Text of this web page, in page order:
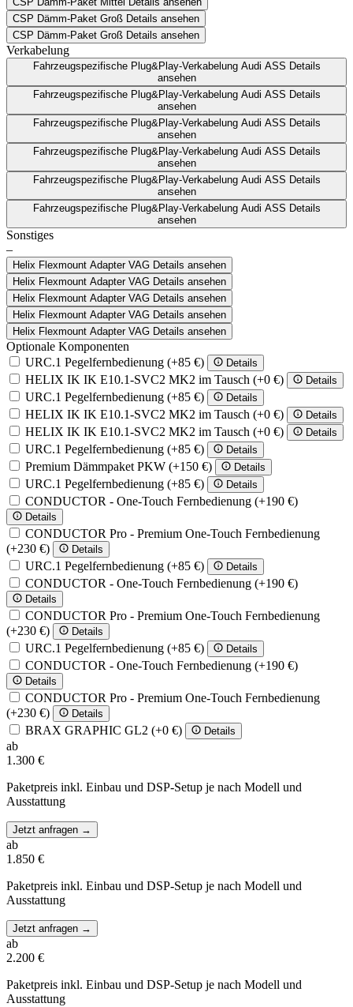
CSP Dämm-Paket Groß Details ansehen
CSP Dämm-Paket Groß Details ansehen
Verkabelung
Fahrzeugspezifische Plug&Play-Verkabelung Audi ASS Details
ansehen
Fahrzeugspezifische Plug&Play-Verkabelung Audi ASS Details
ansehen
Fahrzeugspezifische Plug&Play-Verkabelung Audi ASS Details
ansehen
Fahrzeugspezifische Plug&Play-Verkabelung Audi ASS Details
ansehen
Fahrzeugspezifische Plug&Play-Verkabelung Audi ASS Details
ansehen
Fahrzeugspezifische Plug&Play-Verkabelung Audi ASS Details
ansehen
Sonstiges
–
Helix Flexmount Adapter VAG Details ansehen
Helix Flexmount Adapter VAG Details ansehen
Helix Flexmount Adapter VAG Details ansehen
Helix Flexmount Adapter VAG Details ansehen
Helix Flexmount Adapter VAG Details ansehen
Optionale Komponenten
URC.1 Pegelfernbedienung (+85 €) Details
HELIX IK IK E10.1-SVC2 MK2 im Tausch (+0 €) Details
URC.1 Pegelfernbedienung (+85 €) Details
HELIX IK IK E10.1-SVC2 MK2 im Tausch (+0 €) Details
HELIX IK IK E10.1-SVC2 MK2 im Tausch (+0 €) Details
URC.1 Pegelfernbedienung (+85 €) Details
Premium Dämmpaket PKW (+150 €) Details
URC.1 Pegelfernbedienung (+85 €) Details
CONDUCTOR - One-Touch Fernbedienung (+190 €)
Details
CONDUCTOR Pro - Premium One-Touch Fernbedienung
(+230 €)
Details
URC.1 Pegelfernbedienung (+85 €) Details
CONDUCTOR - One-Touch Fernbedienung (+190 €)
Details
CONDUCTOR Pro - Premium One-Touch Fernbedienung
(+230 €)
Details
URC.1 Pegelfernbedienung (+85 €) Details
CONDUCTOR - One-Touch Fernbedienung (+190 €)
Details
CONDUCTOR Pro - Premium One-Touch Fernbedienung
(+230 €)
Details
BRAX GRAPHIC GL2 (+0 €) Details
ab
1.300 €
Paketpreis inkl. Einbau und DSP-Setup je nach Modell und
Ausstattung
Jetzt anfragen →
ab
1.850 €
Paketpreis inkl. Einbau und DSP-Setup je nach Modell und
Ausstattung
Jetzt anfragen →
ab
2.200 €
Paketpreis inkl. Einbau und DSP-Setup je nach Modell und
Ausstattung